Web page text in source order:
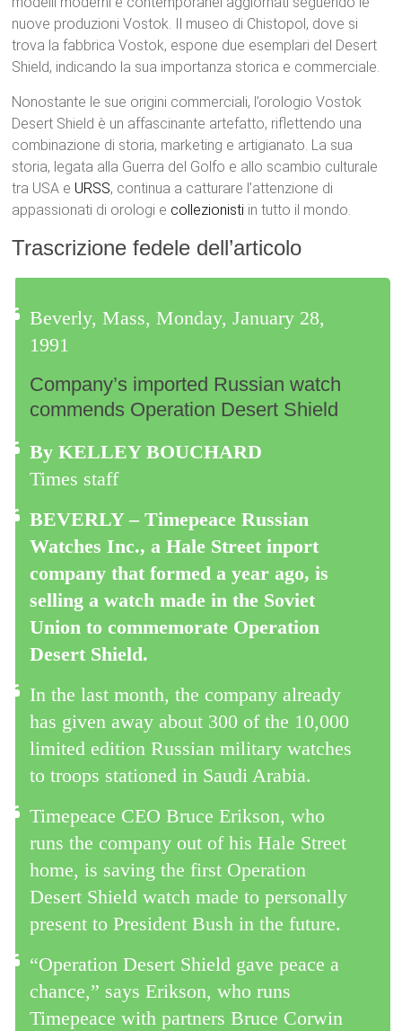
nuove produzioni Vostok. Il museo di Chistopol, dove si
trova la fabbrica Vostok, espone due esemplari del Desert
Shield, indicando la sua importanza storica e commerciale.
Nonostante le sue origini commerciali, l’orologio Vostok
Desert Shield è un affascinante artefatto, riflettendo una
combinazione di storia, marketing e artigianato. La sua
storia, legata alla Guerra del Golfo e allo scambio culturale
tra USA e URSS, continua a catturare l’attenzione di
appassionati di orologi e collezionisti in tutto il mondo.
Trascrizione fedele dell’articolo
Beverly, Mass, Monday, January 28,
1991
Company’s imported Russian watch
commends Operation Desert Shield
By KELLEY BOUCHARD
Times staff
BEVERLY – Timepeace Russian
Watches Inc., a Hale Street inport
company that formed a year ago, is
selling a watch made in the Soviet
Union to commemorate Operation
Desert Shield.
In the last month, the company already
has given away about 300 of the 10,000
limited edition Russian military watches
to troops stationed in Saudi Arabia.
Timepeace CEO Bruce Erikson, who
runs the company out of his Hale Street
home, is saving the first Operation
Desert Shield watch made to personally
present to President Bush in the future.
“Operation Desert Shield gave peace a
chance,” says Erikson, who runs
Timepeace with partners Bruce Corwin